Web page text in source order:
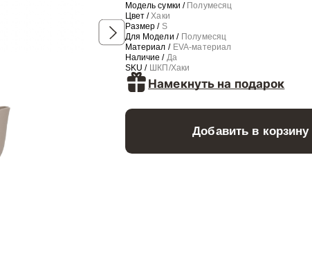
Модель сумки / Полумесяц
Цвет / Хаки
Размер / S
Для Модели / Полумесяц
Материал / EVA-материал
Наличие / Да
SKU /
ШКП/Хаки
Намекнуть на подарок
Добавить в корзину